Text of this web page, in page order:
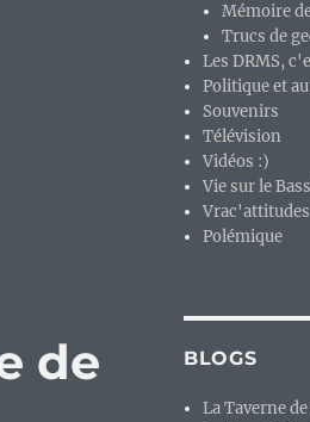
se faire aussi grosse que le
de
Mémoire
Trucs de
Les DRMS,
Politique et
Souvenirs
Télévision
Vidéos :)
Vie sur le
Polémique
BLOGS
La Taverne